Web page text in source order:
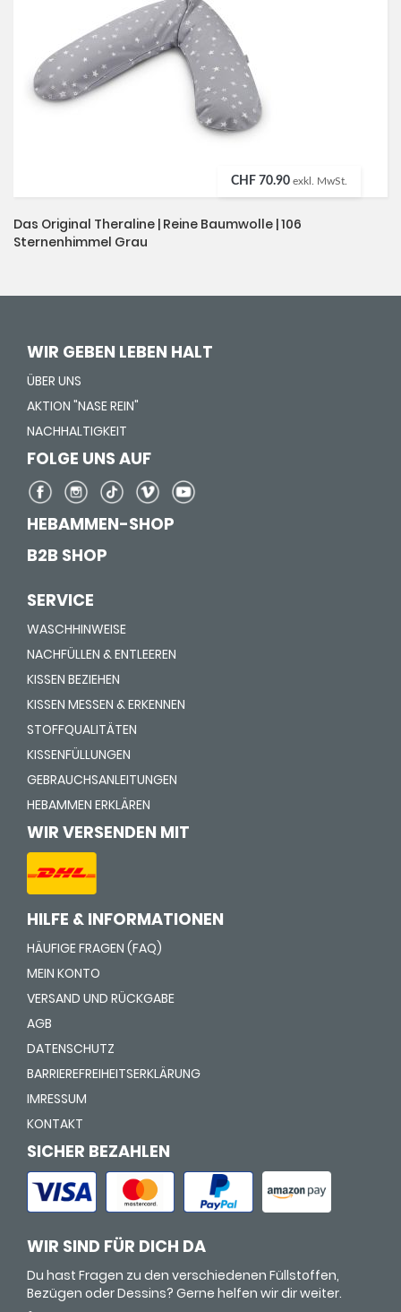
CHF 70.90 exkl. MwSt.
Das Original Theraline | Reine Baumwolle | 106
Sternenhimmel Grau
WIR GEBEN LEBEN HALT
ÜBER UNS
AKTION "NASE REIN"
NACHHALTIGKEIT
FOLGE UNS AUF
HEBAMMEN-SHOP
B2B SHOP
SERVICE
WASCHHINWEISE
NACHFÜLLEN & ENTLEEREN
KISSEN BEZIEHEN
KISSEN MESSEN & ERKENNEN
STOFFQUALITÄTEN
KISSENFÜLLUNGEN
GEBRAUCHSANLEITUNGEN
HEBAMMEN ERKLÄREN
WIR VERSENDEN MIT
HILFE & INFORMATIONEN
HÄUFIGE FRAGEN (FAQ)
MEIN KONTO
VERSAND UND RÜCKGABE
AGB
DATENSCHUTZ
BARRIEREFREIHEITSERKLÄRUNG
IMRESSUM
KONTAKT
SICHER BEZAHLEN
WIR SIND FÜR DICH DA
Du hast Fragen zu den verschiedenen Füllstoffen,
Bezügen oder Dessins? Gerne helfen wir dir weiter.